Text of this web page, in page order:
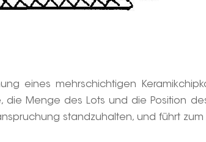
eines mehrschichtigen
Menge des Lots und die Position
standzuhalten, und führt